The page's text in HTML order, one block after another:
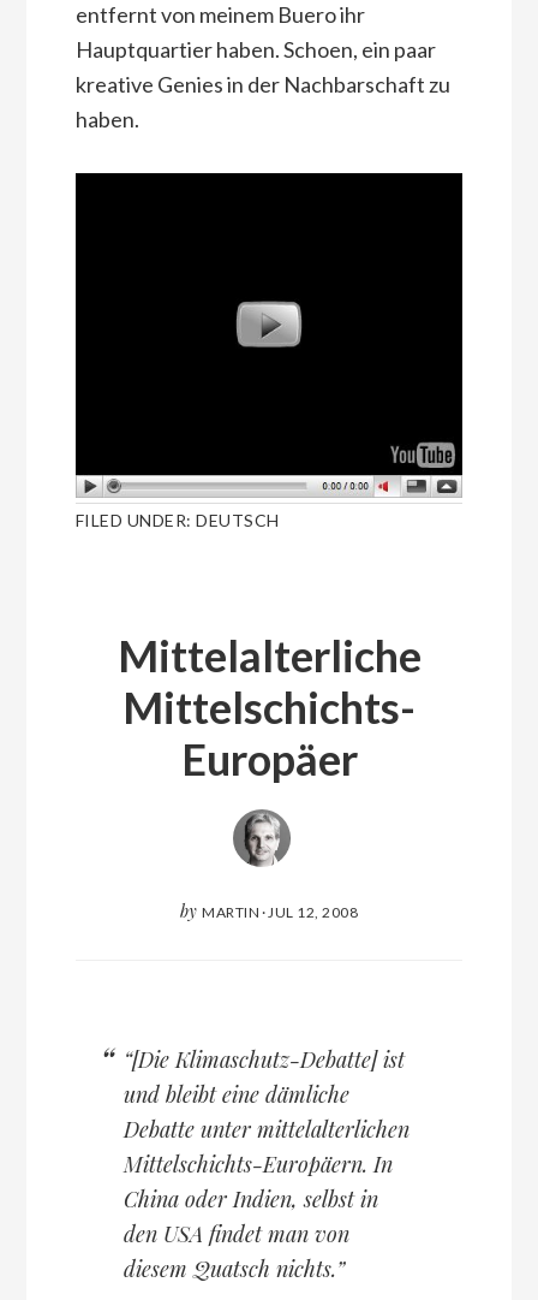
entfernt von meinem Buero ihr
Hauptquartier haben. Schoen, ein paar
kreative Genies in der Nachbarschaft zu
haben.
FILED UNDER:DEUTSCH
Mittelalterliche
Mittelschichts-
Europäer
by MARTIN ·JUL 12, 2008
“[Die Klimaschutz-Debatte] ist
und bleibt eine dämliche
Debatte unter mittelalterlichen
Mittelschichts-Europäern. In
China oder Indien, selbst in
den USA findet man von
diesem Quatsch nichts.”